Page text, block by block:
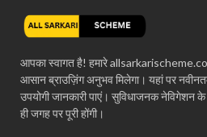
आपका स्वागत है! हमारे
आसान ब्राउज़िंग अनुभव मिलेगा। यहां पर
उपयोगी जानकारी पाएं। सुविधाजनक
ही जगह पर पूरी होंगी।